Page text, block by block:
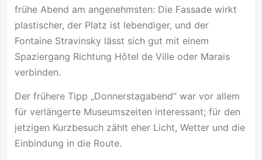
frühe Abend am angenehmsten: Die Fassade wirkt
plastischer, der Platz ist lebendiger, und der
Fontaine Stravinsky lässt sich gut mit einem
Spaziergang Richtung Hôtel de Ville oder Marais
verbinden.
Der frühere Tipp „Donnerstagabend“ war vor allem
für verlängerte Museumszeiten interessant; für den
jetzigen Kurzbesuch zählt eher Licht, Wetter und die
Einbindung in die Route.